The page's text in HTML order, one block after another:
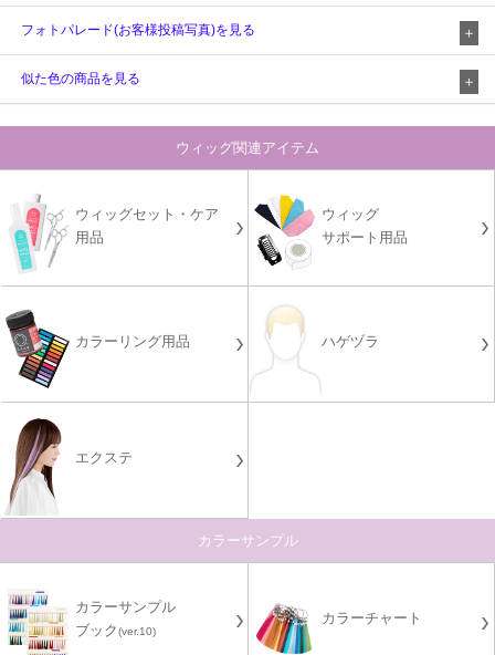
フォトパレード(お客様投稿写真)を見る
似た色の商品を見る
ウィッグ関連アイテム
ウィッグセット・ケア
用品
ウィッグ
サポート用品
カラーリング用品 ハゲヅラ
エクステ
カラーサンプル
カラーサンプル
ブック(ver.10)
カラーチャート